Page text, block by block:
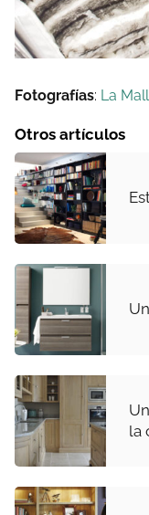
Fotografías: La
Otros artículos
la